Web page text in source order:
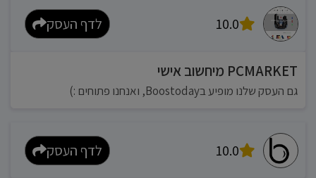
10.0 לדף העסק
PCMARKET מיחשוב אישי
גם העסק שלנו מופיע בBoostoday, ואנחנו פתוחים :)
10.0 לדף העסק